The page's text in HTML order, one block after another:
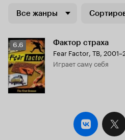
Все жанры
Рейтинг
Кинопоиска
6.6
6.6 Фактор страха
Fear Factor, ТВ,
играет саму себя